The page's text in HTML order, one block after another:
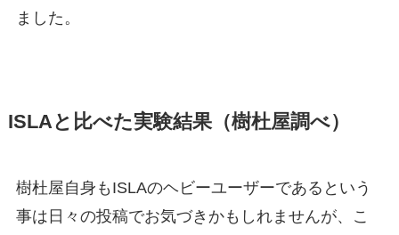
ました。
ISLAと比べた実験結果（樹杜屋調べ）
樹杜屋自身もISLAのヘビーユーザーであるという
事は日々の投稿でお気づきかもしれませんが、こ